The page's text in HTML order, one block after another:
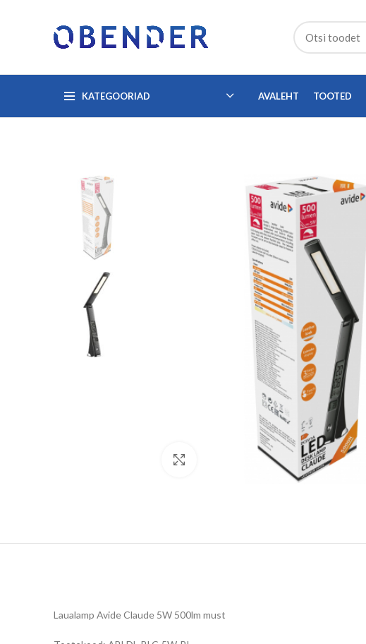
KATEGOORIAD AVALEHT TOOTED
Click to enlarge
Laualamp Avide Claude 5W 500lm must